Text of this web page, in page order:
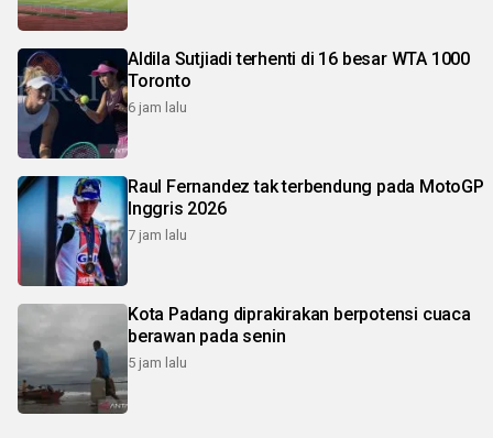
Aldila Sutjiadi terhenti di 16 besar WTA 1000
Toronto
6 jam lalu
Raul Fernandez tak terbendung pada MotoGP
Inggris 2026
7 jam lalu
Kota Padang diprakirakan berpotensi cuaca
berawan pada senin
5 jam lalu